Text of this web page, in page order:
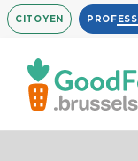
Aller
au
contenu
principal
CITOYEN